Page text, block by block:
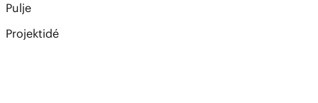
Pulje
Projektidé